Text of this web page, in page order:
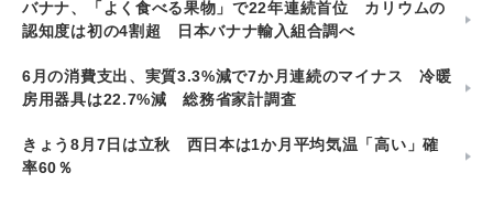
バナナ、「よく食べる果物」で22年連続首位 カリウムの
認知度は初の4割超 日本バナナ輸入組合調べ
6月の消費支出、実質3.3%減で7か月連続のマイナス 冷暖
房用器具は22.7%減 総務省家計調査
きょう8月7日は立秋 西日本は1か月平均気温「高い」確
率60％